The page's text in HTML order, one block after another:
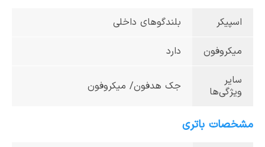
اسپیکر بلندگوهای داخلی
میکروفون دارد
سایر
ویژگی‌ها
جک هدفون/ میکروفون
مشخصات باتری